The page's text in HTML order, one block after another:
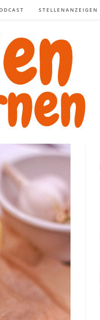
STELLENANZEIGEN